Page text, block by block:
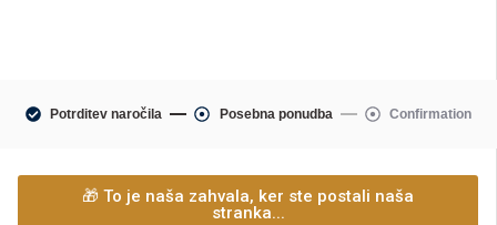
Potrditev naročila Posebna ponudba Confirmation
🎁 To je naša zahvala, ker ste postali naša
stranka...